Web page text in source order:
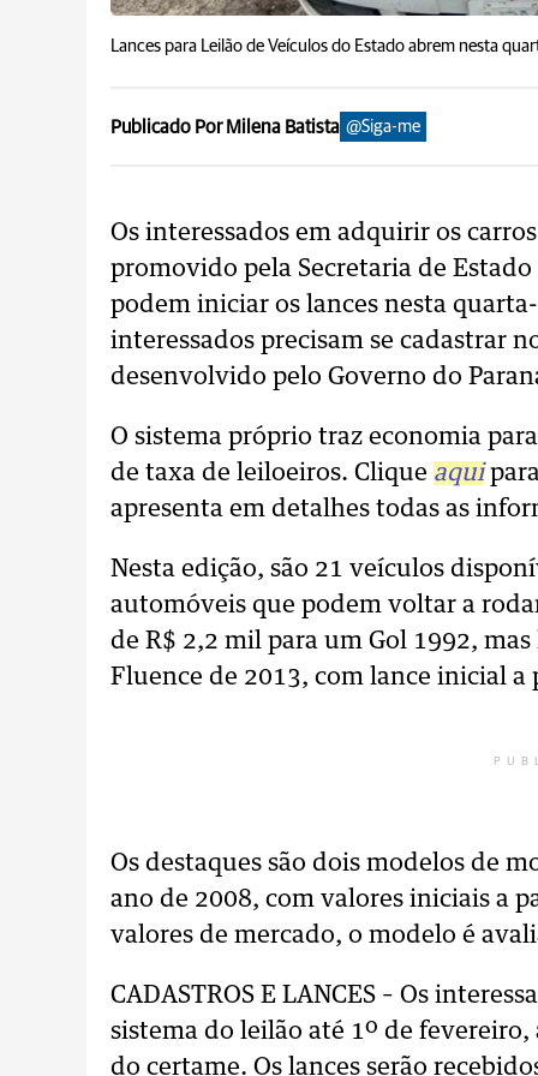
Lances para Leilão de Veículos do Estado abrem nesta
Publicado Por Milena Batista @Siga-me
Os interessados em adquirir os
promovido pela Secretaria de
podem iniciar os lances nesta
interessados precisam se cadastrar
desenvolvido pelo Governo do
O sistema próprio traz economia
de taxa de leiloeiros. Clique aqui
apresenta em detalhes todas as
Nesta edição, são 21 veículos
automóveis que podem voltar a
de R$ 2,2 mil para um Gol 1992,
Fluence de 2013, com lance inicial a
Os destaques são dois modelos de
ano de 2008, com valores iniciais a
valores de mercado, o modelo é
CADASTROS E LANCES – Os
sistema do leilão até 1º de
do certame. Os lances serão